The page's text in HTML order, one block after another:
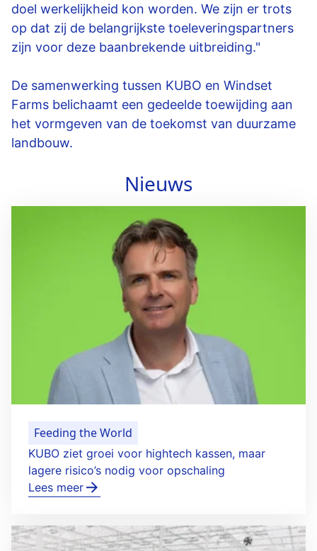
doel werkelijkheid kon worden. We zijn er trots
op dat zij de belangrijkste toeleveringspartners
zijn voor deze baanbrekende uitbreiding."
De samenwerking tussen KUBO en Windset
Farms belichaamt een gedeelde toewijding aan
het vormgeven van de toekomst van duurzame
landbouw.
Nieuws
Feeding the World
KUBO ziet groei voor hightech kassen, maar
lagere risico’s nodig voor opschaling
Lees meer